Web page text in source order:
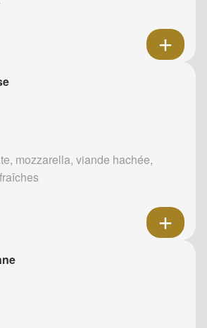
mozzarella, viande hachée,